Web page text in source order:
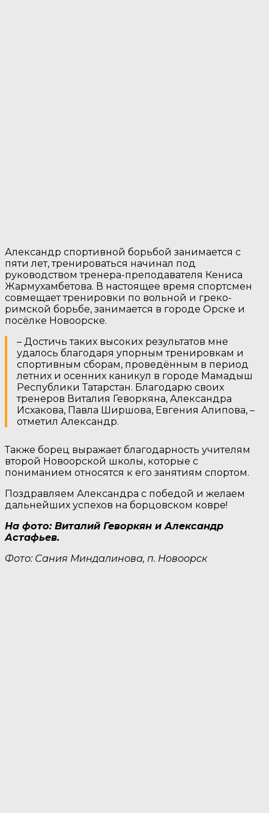
Александр спортивной борьбой занимается с
пяти лет, тренироваться начинал под
руководством тренера-преподавателя Кениса
Жармухамбетова. В настоящее время спортсмен
совмещает тренировки по вольной и греко-
римской борьбе, занимается в городе Орске и
посёлке Новоорске.
– Достичь таких высоких результатов мне
удалось благодаря упорным тренировкам и
спортивным сборам, проведённым в период
летних и осенних каникул в городе Мамадыш
Республики Татарстан. Благодарю своих
тренеров Виталия Геворкяна, Александра
Исхакова, Павла Ширшова, Евгения Алипова, –
отметил Александр.
Также борец выражает благодарность учителям
второй Новоорской школы, которые с
пониманием относятся к его занятиям спортом.
Поздравляем Александра с победой и желаем
дальнейших успехов на борцовском ковре!
На фото: Виталий Геворкян и Александр
Астафьев.
Фото: Сания Миндалинова, п. Новоорск